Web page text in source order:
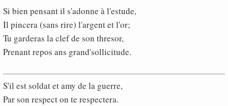
Si bien pensant il s'adonne à l'estude,
Il pincera (sans rire) l'argent et l'or;
Tu garderas la clef de son thresor,
Prenant repos ans grand'sollicitude.
S'il est soldat et amy de la guerre,
Par son respect on te respectera.